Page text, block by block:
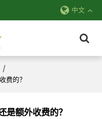
中文
/
费的？
是额外收费的？